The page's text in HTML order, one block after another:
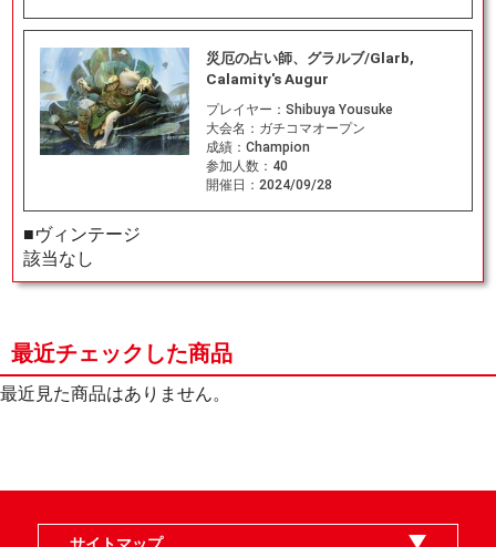
災厄の占い師、グラルブ/Glarb,
Calamity's Augur
プレイヤー： Shibuya Yousuke
大会名： ガチコマオープン
成績： Champion
参加人数： 40
開催日： 2024/09/28
■ヴィンテージ
該当なし
最近チェックした商品
最近見た商品はありません。